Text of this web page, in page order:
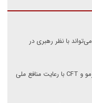
معاون قوانین مجلس: لوایح پالرمو و CFT می‌تواند با نظر رهبری در
عارف: امیدواریم مجمع تشخیص درباره پالرمو و CFT با رعایت منافع ملی